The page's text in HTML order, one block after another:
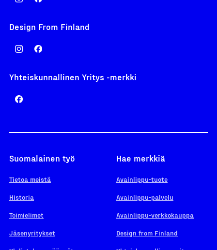
Design From Finland
Yhteiskunnallinen Yritys -merkki
Suomalainen työ
Tietoa meistä
Historia
Toimielimet
Jäsenyritykset
Hae merkkiä
Avainlippu-tuote
Avainlippu-palvelu
Avainlippu-verkkokauppa
Design from Finland